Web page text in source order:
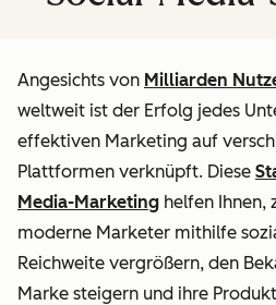
Angesichts von Milliarden
weltweit ist der Erfolg jedes
effektiven Marketing auf
Plattformen verknüpft. Diese
Media-Marketing helfen Ihnen,
moderne Marketer mithilfe
Reichweite vergrößern, den
Marke steigern und ihre